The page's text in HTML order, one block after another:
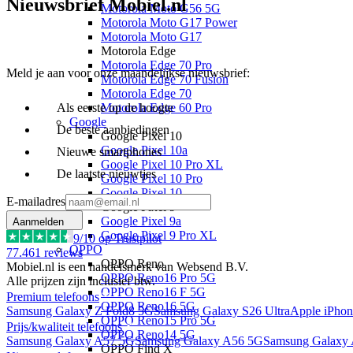
Motorola Moto G56 5G
Motorola Moto G17 Power
Motorola Moto G17
Motorola Edge
Motorola Edge 70 Pro
Motorola Edge 70 Fusion
Motorola Edge 70
Motorola Edge 60 Pro
Google
Google Pixel 10
Google Pixel 10a
Google Pixel 10 Pro XL
Google Pixel 10 Pro
Google Pixel 10
Google Pixel 9
Google Pixel 9a
Google Pixel 9 Pro XL
OPPO
OPPO Reno
OPPO Reno16 Pro 5G
OPPO Reno16 F 5G
OPPO Reno16 5G
OPPO Reno15 Pro 5G
OPPO Reno14 5G
OPPO Find X
Nieuwsbrief Mobiel.nl
Meld je aan voor onze maandelijkse nieuwsbrief:
Als eerste op de hoogte
De beste aanbiedingen
Nieuwe smartphones
De laatste nieuwtjes
E-mailadres
Aanmelden
9/10 op Trustpilot
77.461 reviews
Mobiel.nl is een handelsmerk van Websend B.V.
Alle prijzen zijn inclusief btw.
Premium telefoons
Samsung Galaxy Z Fold8 5GSamsung Galaxy S26 UltraApple
Prijs/kwaliteit telefoons
Samsung Galaxy A57 5GSamsung Galaxy A56 5GSamsung Galaxy